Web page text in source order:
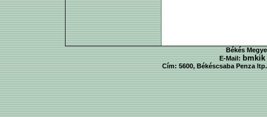
Békés
E-Mail:bmkik
Cím: 5600, Békéscsaba Penza